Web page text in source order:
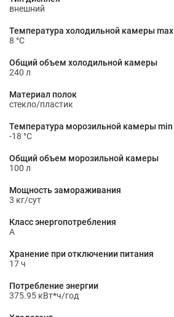
внешний
Температура холодильной камеры max
8 °С
Общий объем холодильной камеры
240 л
Материал полок
стекло/пластик
Температура морозильной камеры min
-18 °С
Общий объем морозильной камеры
100 л
Мощность замораживания
3 кг/сут
Класс энергопотребления
A
Хранение при отключении питания
17 ч
Потребление энергии
375.95 кВт*ч/год